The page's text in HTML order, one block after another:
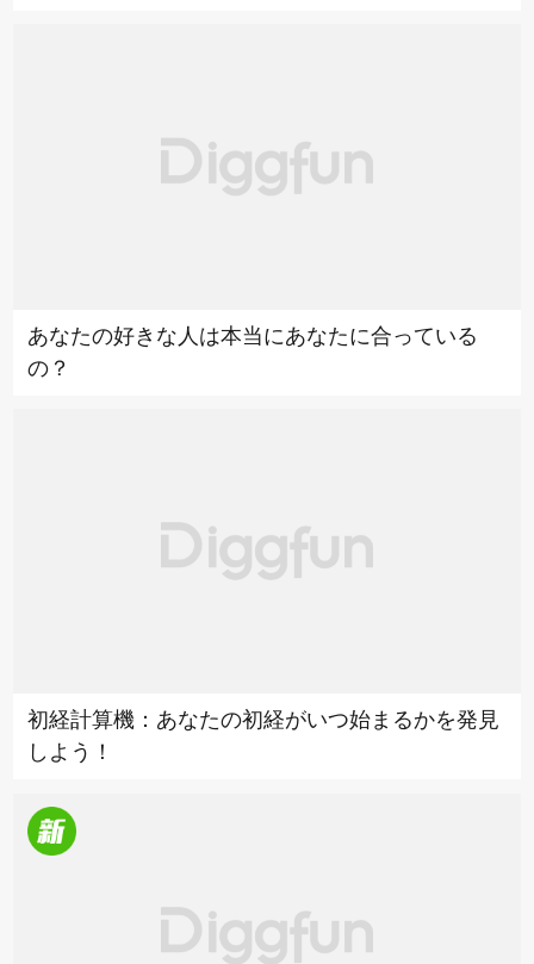
あなたの好きな人は本当にあなたに合っている
の？
初経計算機：あなたの初経がいつ始まるかを発見
しよう！